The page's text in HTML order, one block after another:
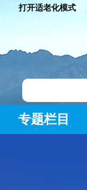
打开适老化模式
专题栏目